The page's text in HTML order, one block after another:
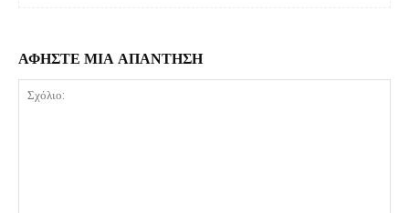
ΑΦΗΣΤΕ ΜΙΑ ΑΠΑΝΤΗΣΗ